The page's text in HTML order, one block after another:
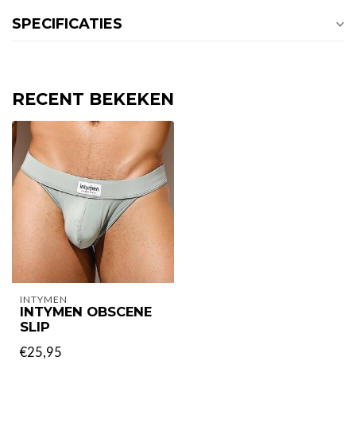
SPECIFICATIES
RECENT BEKEKEN
INTYMEN
INTYMEN OBSCENE
SLIP
€25,95